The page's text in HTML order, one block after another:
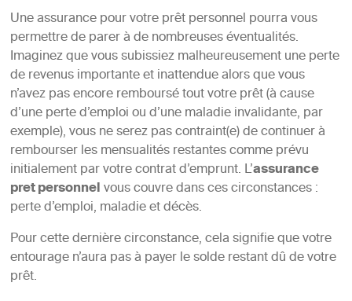
Une assurance pour votre prêt personnel pourra vous
permettre de parer à de nombreuses éventualités.
Imaginez que vous subissiez malheureusement une perte
de revenus importante et inattendue alors que vous
n’avez pas encore remboursé tout votre prêt (à cause
d’une perte d’emploi ou d’une maladie invalidante, par
exemple), vous ne serez pas contraint(e) de continuer à
rembourser les mensualités restantes comme prévu
initialement par votre contrat d’emprunt. L’assurance
pret personnelvous couvre dans ces circonstances :
perte d’emploi, maladie et décès.
Pour cette dernière circonstance, cela signifie que votre
entourage n’aura pas à payer le solde restant dû de votre
prêt.